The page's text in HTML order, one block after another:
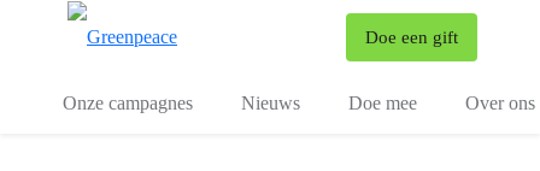
Doe een gift
Onze campagnes Nieuws Doe mee Over ons